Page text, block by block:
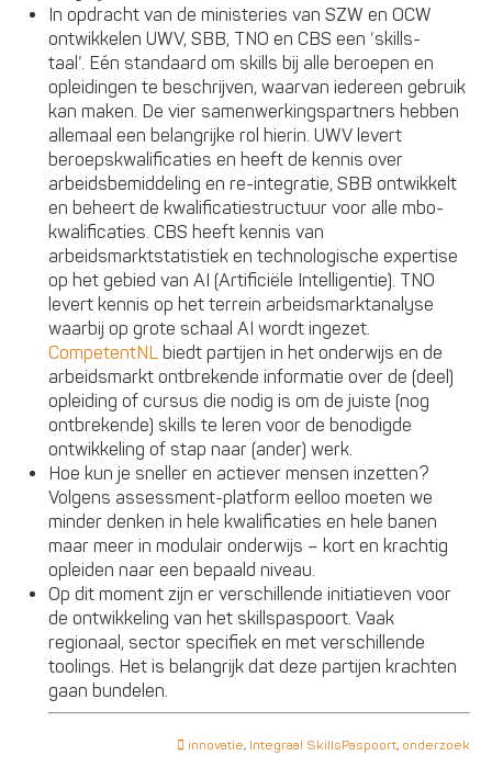
In opdracht van de ministeries van SZW en OCW
ontwikkelen UWV, SBB, TNO en CBS een ‘skills-
taal’. Eén standaard om skills bij alle beroepen en
opleidingen te beschrijven, waarvan iedereen gebruik
kan maken. De vier samenwerkingspartners hebben
allemaal een belangrijke rol hierin. UWV levert
beroepskwalificaties en heeft de kennis over
arbeidsbemiddeling en re-integratie, SBB ontwikkelt
en beheert de kwalificatiestructuur voor alle mbo-
kwalificaties. CBS heeft kennis van
arbeidsmarktstatistiek en technologische expertise
op het gebied van AI (Artificiële Intelligentie). TNO
levert kennis op het terrein arbeidsmarktanalyse
waarbij op grote schaal AI wordt ingezet.
CompetentNL biedt partijen in het onderwijs en de
arbeidsmarkt ontbrekende informatie over de (deel)
opleiding of cursus die nodig is om de juiste (nog
ontbrekende) skills te leren voor de benodigde
ontwikkeling of stap naar (ander) werk.
Hoe kun je sneller en actiever mensen inzetten?
Volgens assessment-platform eelloo moeten we
minder denken in hele kwalificaties en hele banen
maar meer in modulair onderwijs – kort en krachtig
opleiden naar een bepaald niveau.
Op dit moment zijn er verschillende initiatieven voor
de ontwikkeling van het skillspaspoort. Vaak
regionaal, sector specifiek en met verschillende
toolings. Het is belangrijk dat deze partijen krachten
gaan bundelen.
innovatie, Integraal SkillsPaspoort, onderzoek